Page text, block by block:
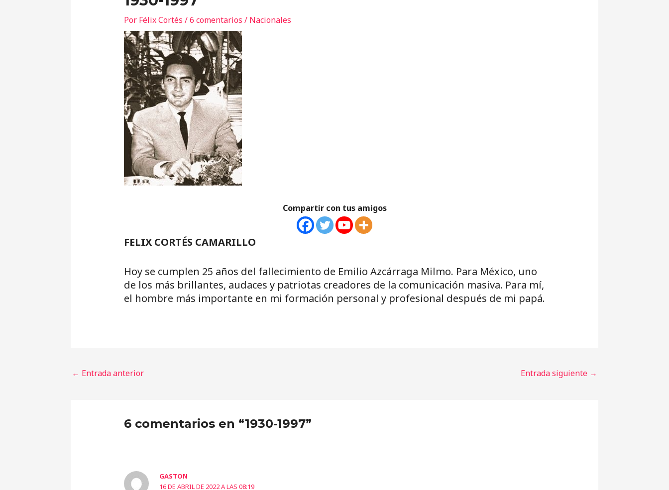
Por Félix Cortés /6 comentarios / Nacionales
Compartir con tus amigos
FELIX CORTÉS CAMARILLO
Hoy se cumplen 25 años del fallecimiento de Emilio Azcárraga Milmo. Para México, uno
de los más brillantes, audaces y patriotas creadores de la comunicación masiva. Para mí,
el hombre más importante en mi formación personal y profesional después de mi papá.
← Entrada anterior Entrada siguiente →
6 comentarios en “1930-1997”
GASTON
16 DE ABRIL DE 2022 A LAS 08:19